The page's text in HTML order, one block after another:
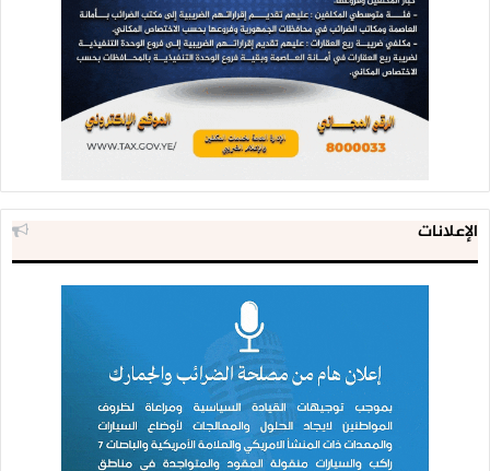
عليه تحركوا ، وبه أضاءوا
لهم من ( آل عمران ) انطلاقٌ
لهم في سورة ( الفتح ) اتِّكاءُ
لئن وقفوا ، وإن قعدوا فهُم في
سبيل الله تاجهُمُ الوفاءُ
فما حركاتهُم إلا جهادٌ
وإن عادوا إلى الجبهات حالاً
فهُم بالله جُندٌ أقوياءُ
الإعلانات